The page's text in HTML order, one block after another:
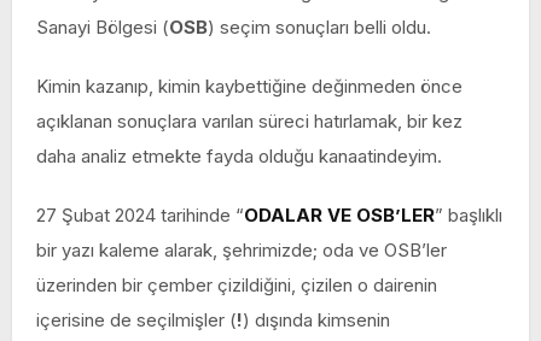
Sanayi Bölgesi (OSB) seçim sonuçları belli oldu.
Kimin kazanıp, kimin kaybettiğine değinmeden önce
açıklanan sonuçlara varılan süreci hatırlamak, bir kez
daha analiz etmekte fayda olduğu kanaatindeyim.
27 Şubat 2024 tarihinde “ODALAR VE OSB’LER” başlıklı
bir yazı kaleme alarak, şehrimizde; oda ve OSB’ler
üzerinden bir çember çizildiğini, çizilen o dairenin
içerisine de seçilmişler (!) dışında kimsenin